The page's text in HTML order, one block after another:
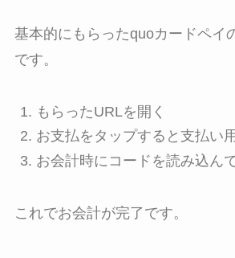
基本的にもらったquoカードペイ
です。
もらったURLを開く
お支払をタップすると支払い
お会計時にコードを読み込ん
これでお会計が完了です。